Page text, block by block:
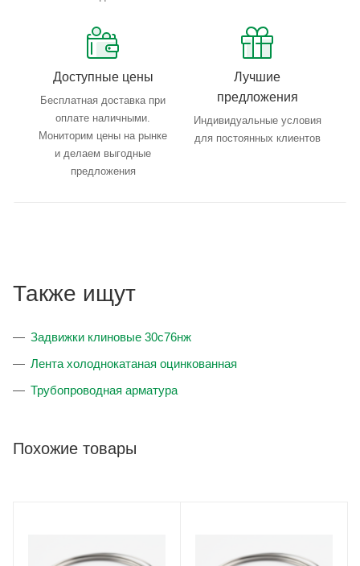
Доступные цены
Бесплатная доставка при
оплате наличными.
Мониторим цены на рынке
и делаем выгодные
предложения
Лучшие
предложения
Индивидуальные условия
для постоянных клиентов
Также ищут
Задвижки клиновые 30с76нж
Лента холоднокатаная оцинкованная
Трубопроводная арматура
Похожие товары